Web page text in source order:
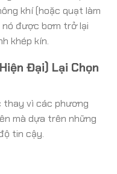
khí (hoặc quạt làm
được bơm trở lại
khép kín.
Đại) Lại Chọn
thay vì các phương
mà dựa trên những
tin cậy.